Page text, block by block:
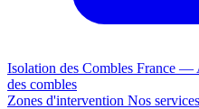
Isolation des Combles France
des combles
Zones d'intervention Nos services